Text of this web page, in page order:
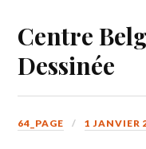
Centre
Dessinée
64_PAGE 1 JANVIER